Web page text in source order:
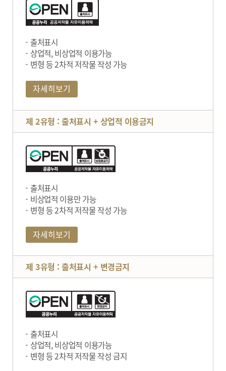
출처표시
상업적, 비상업적 이용가능
변형 등 2차적 저작물 작성 가능
자세히보기
제 2유형 : 출처표시 + 상업적 이용금지
출처표시
비상업적 이용만 가능
변형 등 2차적 저작물 작성 가능
자세히보기
제 3유형 : 출처표시 + 변경금지
출처표시
상업적, 비상업적 이용가능
변형 등 2차적 저작물 작성 금지